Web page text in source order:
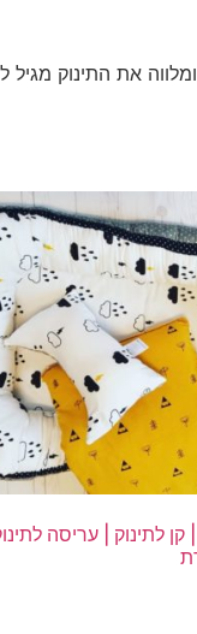
את התינוק מגיל
קן לתינוק | עריסה